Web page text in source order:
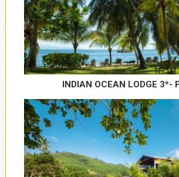
INDIAN OCEAN LODGE 3*-